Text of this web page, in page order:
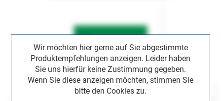
Wir möchten hier gerne auf Sie abgestimmte
Produktempfehlungen anzeigen. Leider haben
Sie uns hierfür keine Zustimmung gegeben.
Wenn Sie diese anzeigen möchten, stimmen Sie
bitte den Cookies zu.